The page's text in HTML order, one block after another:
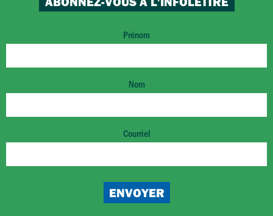
Prénom
Nom
Courriel